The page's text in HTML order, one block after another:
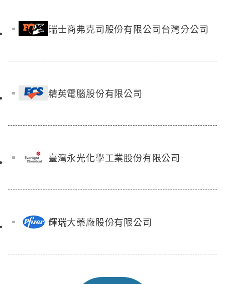
瑞士商弗克司股份有限公司台灣分公司
精英電腦股份有限公司
臺灣永光化學工業股份有限公司
輝瑞大藥廠股份有限公司